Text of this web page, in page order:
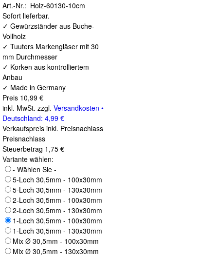
Art.-Nr.: Holz-60130-10cm
Sofort lieferbar.
✓ Gewürzständer aus Buche-
Vollholz
✓ Tuuters Markengläser mit 30
mm Durchmesser
✓ Korken aus kontrolliertem
Anbau
✓ Made in Germany
Preis 10,99 €
inkl. MwSt. zzgl. Versandkosten •
Deutschland: 4,99 €
Verkaufspreis inkl. Preisnachlass
Preisnachlass
Steuerbetrag 1,75 €
Variante wählen:
- Wählen Sie -
5-Loch 30,5mm - 100x30mm
5-Loch 30,5mm - 130x30mm
2-Loch 30,5mm - 100x30mm
2-Loch 30,5mm - 130x30mm
1-Loch 30,5mm - 100x30mm
1-Loch 30,5mm - 130x30mm
Mix Ø 30,5mm - 100x30mm
Mix Ø 30,5mm - 130x30mm